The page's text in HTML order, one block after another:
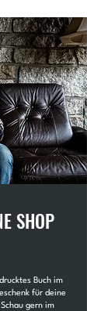
SHOP
Buch im
für deine
gern im